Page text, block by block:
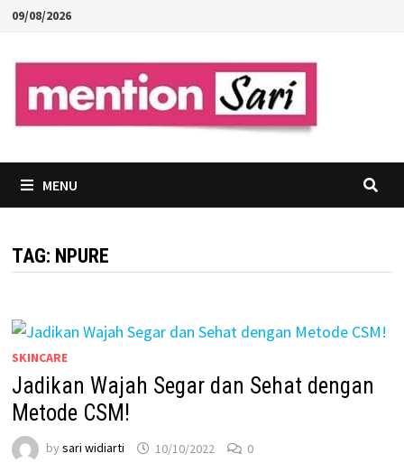
Skip
content
09/08/2026
MENU
TAG: NPURE
SKINCARE
Jadikan Wajah Segar dan Sehat dengan
Metode CSM!
by sari widiarti 10/10/2022 0